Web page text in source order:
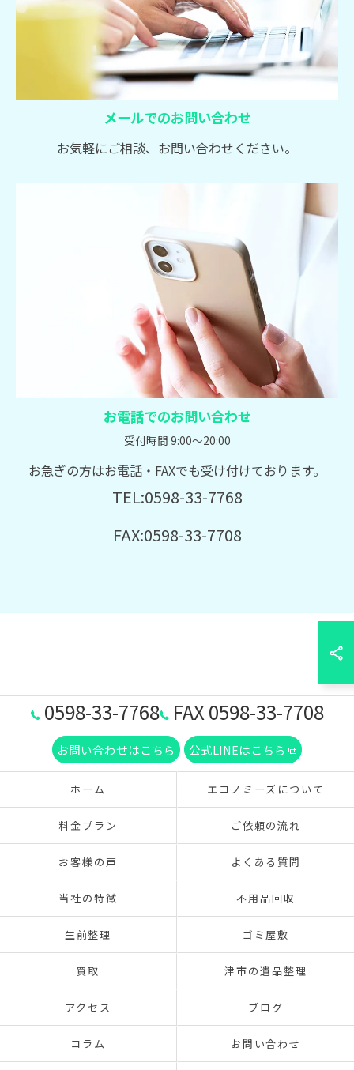
メールでのお問い合わせ
お気軽にご相談、お問い合わせください。
お電話でのお問い合わせ
受付時間 9:00～20:00
お急ぎの方はお電話・FAXでも受け付けております。
TEL:0598-33-7768
FAX:0598-33-7708
0598-33-7768 FAX 0598-33-7708
お問い合わせはこちら 公式LINEはこちら
ホーム エコノミーズについて
料金プラン ご依頼の流れ
お客様の声 よくある質問
当社の特徴 不用品回収
生前整理 ゴミ屋敷
買取 津市の遺品整理
アクセス ブログ
コラム お問い合わせ